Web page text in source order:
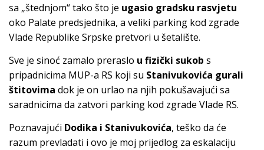
sa „štednjom“ tako što je ugasio gradsku rasvjetu
oko Palate predsjednika, a veliki parking kod zgrade
Vlade Republike Srpske pretvori u šetalište.
Sve je sinoć zamalo preraslo u fizički sukob s
pripadnicima MUP-a RS koji su Stanivukovića gurali
štitovima dok je on urlao na njih pokušavajući sa
saradnicima da zatvori parking kod zgrade Vlade RS.
Poznavajući Dodika i Stanivukovića, teško da će
razum prevladati i ovo je moj prijedlog za eskalaciju